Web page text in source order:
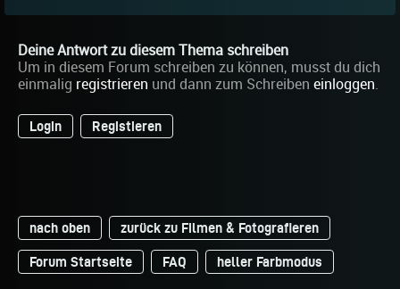
Deine Antwort zu diesem Thema schreiben
Um in diesem Forum schreiben zu können, musst du dich
einmalig registrieren und dann zum Schreiben einloggen.
Login Registieren
nach oben zurück zu Filmen & Fotografieren
Forum Startseite FAQ heller Farbmodus